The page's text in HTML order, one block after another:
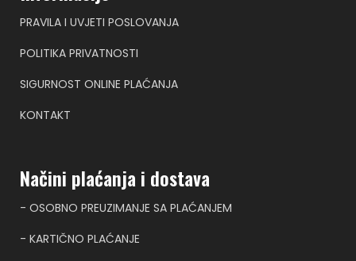
PRAVILA I UVJETI POSLOVANJA
POLITIKA PRIVATNOSTI
SIGURNOST ONLINE PLAĆANJA
KONTAKT
Načini plaćanja i dostava
- OSOBNO PREUZIMANJE SA PLAĆANJEM
- KARTIČNO PLAĆANJE